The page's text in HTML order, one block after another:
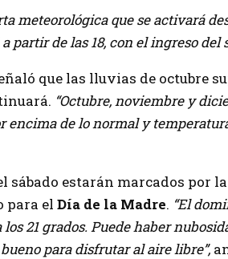
meteorológica que se activará
partir de las 18, con el ingreso del
que las lluvias de octubre
“Octubre, noviembre y
encima de lo normal y
sábado estarán marcados por
para el Día de la Madre. “El
21 grados. Puede haber
para disfrutar al aire libre”,